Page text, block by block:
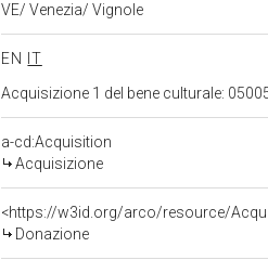
VE/ Venezia/ Vignole
EN
IT
Acquisizione 1 del bene culturale:
a-cd:Acquisition
Acquisizione
<https://w3id.org/arco/resource/
Donazione